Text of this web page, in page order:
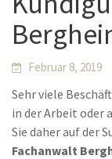
Februar 8, 2019
Sehr viele
in der Arbeit oder
Sie daher auf der
Fachanwalt